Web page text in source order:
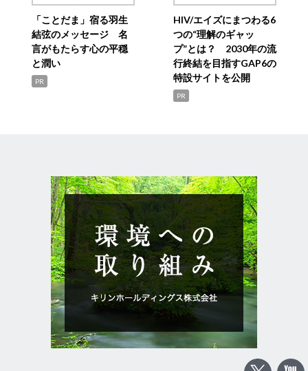
「ことだま」宿る羽生
結弦のメッセージ 名
言がもたらす心の平穏
と潤い
PR
HIV/エイズにまつわる6
つの“理解のギャッ
プ”とは？ 2030年の流
行終結を目指すGAP6の
特設サイトを公開
PR